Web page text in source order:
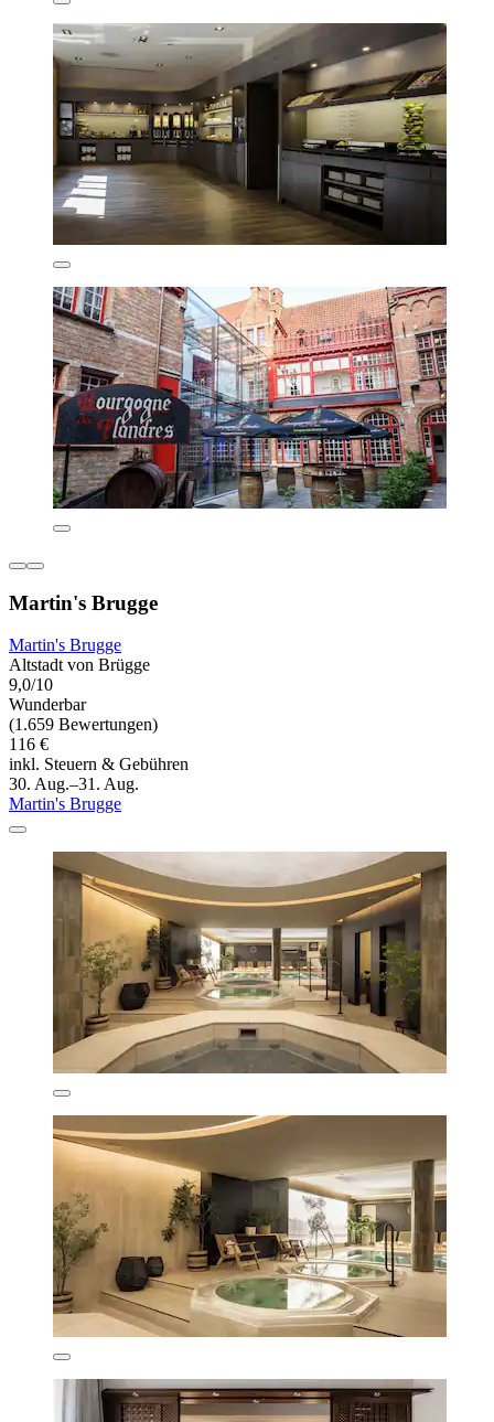
Martin's Brugge
Martin's Brugge
Altstadt von Brügge
9,0/10
Wunderbar
(1.659 Bewertungen)
116 €
inkl. Steuern & Gebühren
30. Aug.–31. Aug.
Martin's Brugge